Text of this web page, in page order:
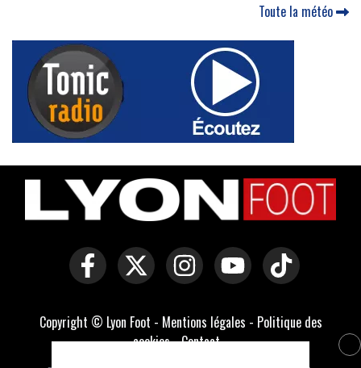
Toute la météo
Copyright © Lyon Foot - Mentions légales - Politique des
cookies-Contact-